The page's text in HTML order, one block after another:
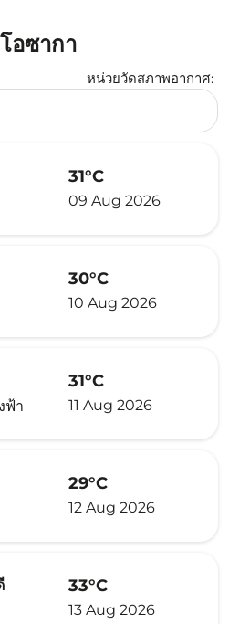
อซากา
หน่วยวัดสภาพอากาศ:
ส Selected
31°C
09 Aug 2026
30°C
10 Aug 2026
ฟ้า
31°C
11 Aug 2026
29°C
12 Aug 2026
33°C
13 Aug 2026